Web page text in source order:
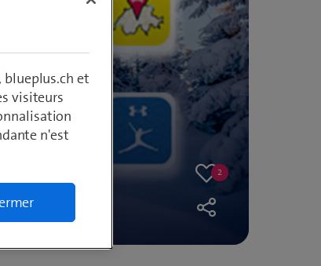
2
2
blueplus.ch et
visiteurs
n'est